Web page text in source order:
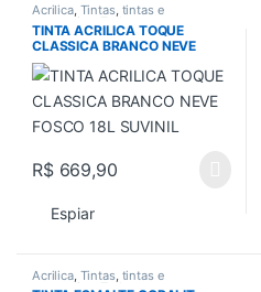
Acrilica, Tintas, tintas e
acessorios,Todos
TINTA ACRILICA TOQUE
CLASSICA BRANCO NEVE
FOSCO 18L SUVINIL
R$669,90
Espiar
Acrilica, Tintas, tintas e
acessorios,Todos